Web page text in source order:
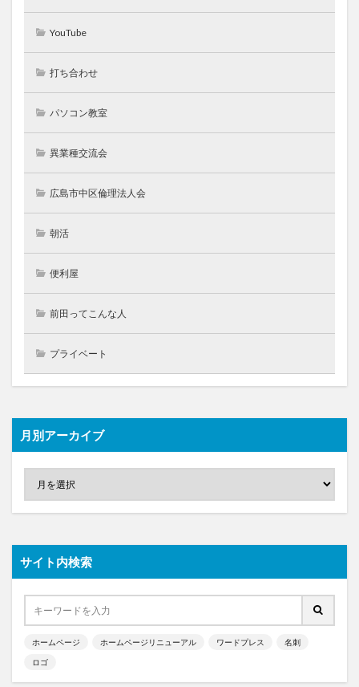
YouTube
打ち合わせ
パソコン教室
異業種交流会
広島市中区倫理法人会
朝活
便利屋
前田ってこんな人
プライベート
月別アーカイブ
サイト内検索
ホームページ ホームページリニューアル ワードプレス 名刺
ロゴ